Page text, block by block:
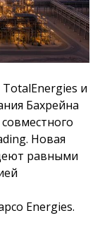
TotalEnergies и
Бахрейна
Новая
равными
Energies.